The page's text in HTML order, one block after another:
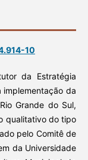
10
da Estratégia
implementação da
Grande do Sul,
qualitativo do tipo
pelo Comitê de
da Universidade